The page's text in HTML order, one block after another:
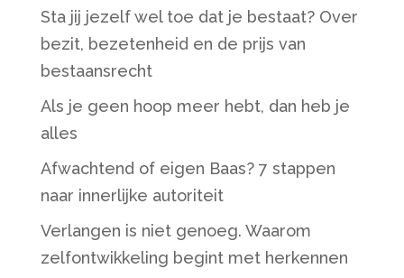
Sta jij jezelf wel toe dat je bestaat? Over
bezit, bezetenheid en de prijs van
bestaansrecht
Als je geen hoop meer hebt, dan heb je
alles
Afwachtend of eigen Baas? 7 stappen
naar innerlijke autoriteit
Verlangen is niet genoeg. Waarom
zelfontwikkeling begint met herkennen